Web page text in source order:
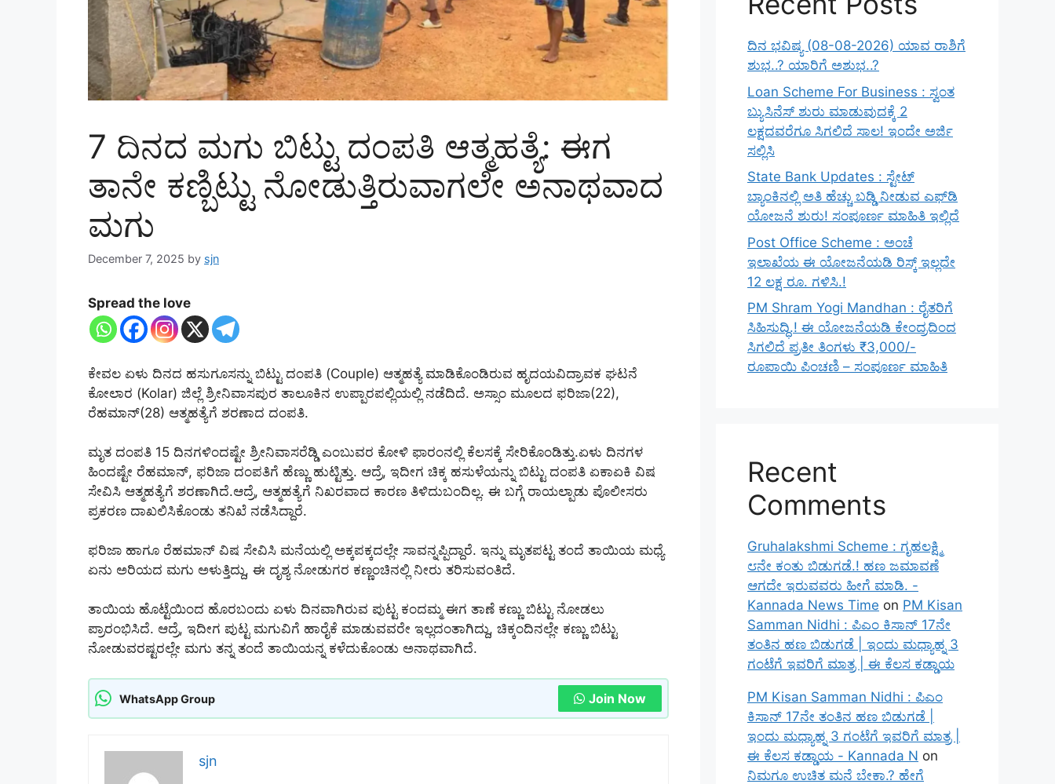
7 ದಿನದ ಮಗು ಬಿಟ್ಟು ದಂಪತಿ ಆತ್ಮಹತ್ಯೆ: ಈಗ
ತಾನೇ ಕಣ್ಬಿಟ್ಟು ನೋಡುತ್ತಿರುವಾಗಲೇ ಅನಾಥವಾದ
ಮಗು
December 7, 2025 by sjn
Spread the love
ಕೇವಲ ಏಳು ದಿನದ ಹಸುಗೂಸನ್ನು ಬಿಟ್ಟು ದಂಪತಿ (Couple) ಆತ್ಮಹತ್ಯೆ ಮಾಡಿಕೊಂಡಿರುವ ಹೃದಯವಿದ್ರಾವಕ ಘಟನೆ
ಕೋಲಾರ (Kolar) ಜಿಲ್ಲೆ ಶ್ರೀನಿವಾಸಪುರ ತಾಲೂಕಿನ ಉಪ್ಪಾರಪಲ್ಲಿಯಲ್ಲಿ ನಡೆದಿದೆ. ಅಸ್ಸಾಂ ಮೂಲದ ಫರಿಜಾ(22),
ರೆಹಮಾನ್(28) ಆತ್ಮಹತ್ಯೆಗೆ ಶರಣಾದ ದಂಪತಿ.
ಮೃತ ದಂಪತಿ 15 ದಿನಗಳಿಂದಷ್ಟೇ ಶ್ರೀನಿವಾಸರೆಡ್ಡಿ ಎಂಬುವರ ಕೋಳಿ ಫಾರಂನಲ್ಲಿ ಕೆಲಸಕ್ಕೆ ಸೇರಿಕೊಂಡಿತ್ತು.ಏಳು ದಿನಗಳ
ಹಿಂದಷ್ಟೇ ರೆಹಮಾನ್, ಫರಿಜಾ ದಂಪತಿಗೆ ಹೆಣ್ಣು ಹುಟ್ಟಿತ್ತು. ಆದ್ರೆ, ಇದೀಗ ಚಿಕ್ಕ ಹಸುಳೆಯನ್ನು ಬಿಟ್ಟು ದಂಪತಿ ಏಕಾಏಕಿ ವಿಷ
ಸೇವಿಸಿ ಆತ್ಮಹತ್ಯೆಗೆ ಶರಣಾಗಿದೆ.ಆದ್ರೆ, ಆತ್ಮಹತ್ಯೆಗೆ ನಿಖರವಾದ ಕಾರಣ ತಿಳಿದುಬಂದಿಲ್ಲ. ಈ ಬಗ್ಗೆ ರಾಯಲ್ಪಾಡು ಪೊಲೀಸರು
ಪ್ರಕರಣ ದಾಖಲಿಸಿಕೊಂಡು ತನಿಖೆ ನಡೆಸಿದ್ದಾರೆ.
ಫರಿಜಾ ಹಾಗೂ ರೆಹಮಾನ್ ವಿಷ ಸೇವಿಸಿ ಮನೆಯಲ್ಲಿ ಅಕ್ಕಪಕ್ಕದಲ್ಲೇ ಸಾವನ್ನಪ್ಪಿದ್ದಾರೆ. ಇನ್ನು ಮೃತಪಟ್ಟ ತಂದೆ ತಾಯಿಯ ಮಧ್ಯೆ
ಏನು ಅರಿಯದ ಮಗು ಅಳುತ್ತಿದ್ದು, ಈ ದೃಶ್ಯ ನೋಡುಗರ ಕಣ್ಣಂಚಿನಲ್ಲಿ ನೀರು ತರಿಸುವಂತಿದೆ.
ತಾಯಿಯ ಹೊಟ್ಟೆಯಿಂದ ಹೊರಬಂದು ಏಳು ದಿನವಾಗಿರುವ ಪುಟ್ಟ ಕಂದಮ್ಮ ಈಗ ತಾಣೆ ಕಣ್ಣು ಬಿಟ್ಟು ನೋಡಲು
ಪ್ರಾರಂಭಿಸಿದೆ. ಆದ್ರೆ, ಇದೀಗ ಪುಟ್ಟ ಮಗುವಿಗೆ ಹಾರೈಕೆ ಮಾಡುವವರೇ ಇಲ್ಲದಂತಾಗಿದ್ದು, ಚಿಕ್ಕಂದಿನಲ್ಲೇ ಕಣ್ಣು ಬಿಟ್ಟು
ನೋಡುವರಷ್ಟರಲ್ಲೇ ಮಗು ತನ್ನ ತಂದೆ ತಾಯಿಯನ್ನ ಕಳೆದುಕೊಂಡು ಅನಾಥವಾಗಿದೆ.
WhatsApp Group Join Now
sjn
ದಿನ ಭವಿಷ್ಯ (08-08-2026) ಯಾವ ರಾಶಿಗೆ
ಶುಭ..? ಯಾರಿಗೆ ಅಶುಭ..?
Loan Scheme For Business : ಸ್ವಂತ
ಬ್ಯುಸಿನೆಸ್ ಶುರು ಮಾಡುವುದಕ್ಕೆ 2
ಲಕ್ಷದವರೆಗೂ ಸಿಗಲಿದೆ ಸಾಲ! ಇಂದೇ ಅರ್ಜಿ
ಸಲ್ಲಿಸಿ
State Bank Updates : ಸ್ಟೇಟ್
ಬ್ಯಾಂಕಿನಲ್ಲಿ ಅತಿ ಹೆಚ್ಚು ಬಡ್ಡಿ ನೀಡುವ ಎಫ್‌ಡಿ
ಯೋಜನೆ ಶುರು! ಸಂಪೂರ್ಣ ಮಾಹಿತಿ ಇಲ್ಲಿದೆ
Post Office Scheme : ಅಂಚೆ
ಇಲಾಖೆಯ ಈ ಯೋಜನೆಯಡಿ ರಿಸ್ಕ್‌ ಇಲ್ಲದೇ
12 ಲಕ್ಷ ರೂ. ಗಳಿಸಿ.!
PM Shram Yogi Mandhan : ರೈತರಿಗೆ
ಸಿಹಿಸುದ್ಧಿ.! ಈ ಯೋಜನೆಯಡಿ ಕೇಂದ್ರದಿಂದ
ಸಿಗಲಿದೆ ಪ್ರತೀ ತಿಂಗಳು ₹3,000/-
ರೂಪಾಯಿ ಪಿಂಚಣಿ – ಸಂಪೂರ್ಣ ಮಾಹಿತಿ
Recent
Comments
Gruhalakshmi Scheme : ಗೃಹಲಕ್ಷ್ಮಿ
೮ನೇ ಕಂತು ಬಿಡುಗಡೆ.! ಹಣ ಜಮಾವಣೆ
ಆಗದೇ ಇರುವವರು ಹೀಗೆ ಮಾಡಿ. -
Kannada News Time on PM Kisan
Samman Nidhi : ಪಿಎಂ ಕಿಸಾನ್ 17ನೇ
ತಂತಿನ ಹಣ ಬಿಡುಗಡೆ | ಇಂದು ಮಧ್ಯಾಹ್ನ 3
ಗಂಟೆಗೆ ಇವರಿಗೆ ಮಾತ್ರ | ಈ ಕೆಲಸ ಕಡ್ಡಾಯ
PM Kisan Samman Nidhi : ಪಿಎಂ
ಕಿಸಾನ್ 17ನೇ ತಂತಿನ ಹಣ ಬಿಡುಗಡೆ |
ಇಂದು ಮಧ್ಯಾಹ್ನ 3 ಗಂಟೆಗೆ ಇವರಿಗೆ ಮಾತ್ರ |
ಈ ಕೆಲಸ ಕಡ್ಡಾಯ - Kannada N on
ನಿಮಗೂ ಉಚಿತ ಮನೆ ಬೇಕಾ.? ಹೇಗೆ